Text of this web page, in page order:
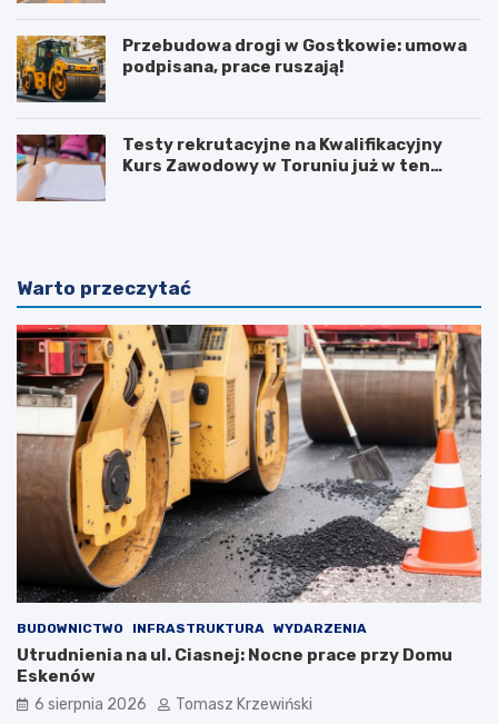
Przebudowa drogi w Gostkowie: umowa
podpisana, prace ruszają!
Testy rekrutacyjne na Kwalifikacyjny
Kurs Zawodowy w Toruniu już w ten
Warto przeczytać
BUDOWNICTWO INFRASTRUKTURA WYDARZENIA
Utrudnienia na ul. Ciasnej: Nocne prace przy Domu
Eskenów
6 sierpnia 2026 Tomasz Krzewiński